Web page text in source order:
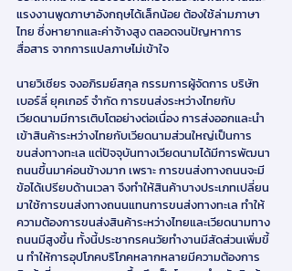
แรงงานพูดภาษาอังกฤษได้เล็กน้อย ต้องใช้ล่ามภาษา
ไทย ซึ่งหายากและค่าจ้างสูง ตลอดจนปัญหาการ
สื่อสาร จากการแปลภาษไม่เข้าใจ
นายวิเชียร จงอภิรมย์สกุล กรรมการผู้จัดการ บริษัท
เบอร์ลี่ ยุคเกอร์ จำกัด การขนส่งระหว่างไทยกับ
เวียดนามมีการเติบโตอย่างต่อเนื่อง การส่งออกและนำ
เข้าสินค้าระหว่างไทยกับเวียดนามส่วนใหญ่เป็นการ
ขนส่งทางทะเล แต่ปัจจุบันทางเวียดนามได้มีการพัฒนา
ถนนขึ้นมาค่อนข้างมาก เพราะ การขนส่งทางถนนจะมี
ข้อได้เปรียบด้านเวลา จึงทำให้สินค้าบางประเภทเปลี่ยน
มาใช้การขนส่งทางถนนแทนการขนส่งทางทะเล ทำให้
ความต้องการขนส่งสินค้าระหว่างไทยและเวียดนามทาง
ถนนมีสูงขึ้น ทั้งนี้ประชากรคนวัยทำงานมีสัดส่วนเพิ่มขี้
น ทำให้การอุปโภคบริโภคหลากหลายมีความต้องการ